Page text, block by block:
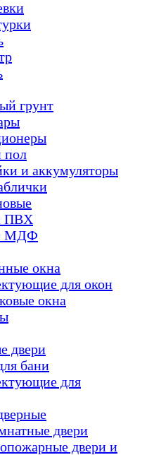
грунт
пол
и аккумуляторы
ПВХ
МДФ
окна
для окон
окна
двери
бани
для
двери
двери и